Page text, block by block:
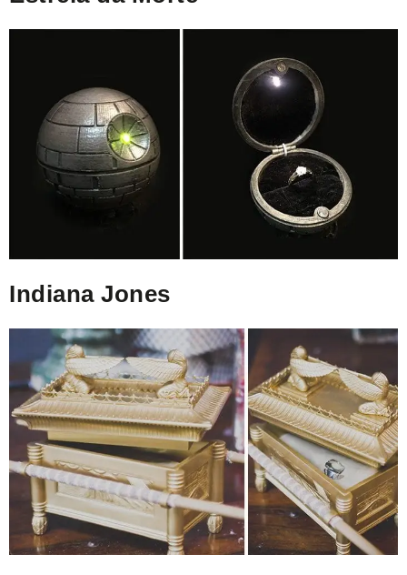
Indiana Jones